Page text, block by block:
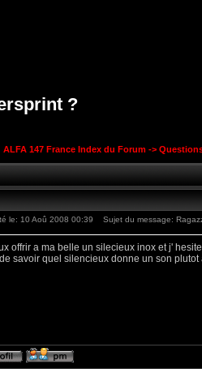
?
ALFA 147 France Index du Forum ->
le: 10 Aoû 2008 00:39 Sujet du message:
offrir a ma belle un silecieux inox et j'
savoir quel silencieux donne un son